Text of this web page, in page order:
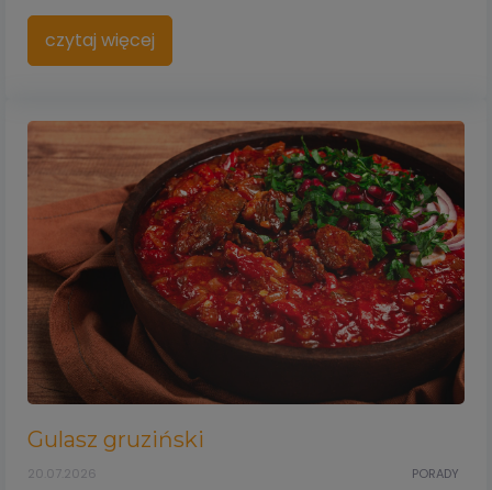
czytaj więcej
Gulasz gruziński
PORADY
20.07.2026